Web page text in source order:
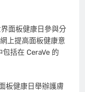
面板健康日參與分
上提高面板健康意
括在 CeraVe 的
板健康日舉辦護膚